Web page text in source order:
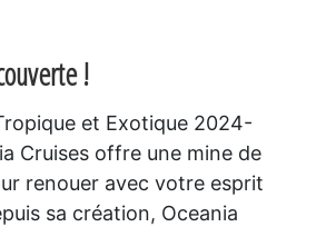
!
et Exotique 2024-
Cruises offre une mine de
renouer avec votre esprit
sa création, Oceania